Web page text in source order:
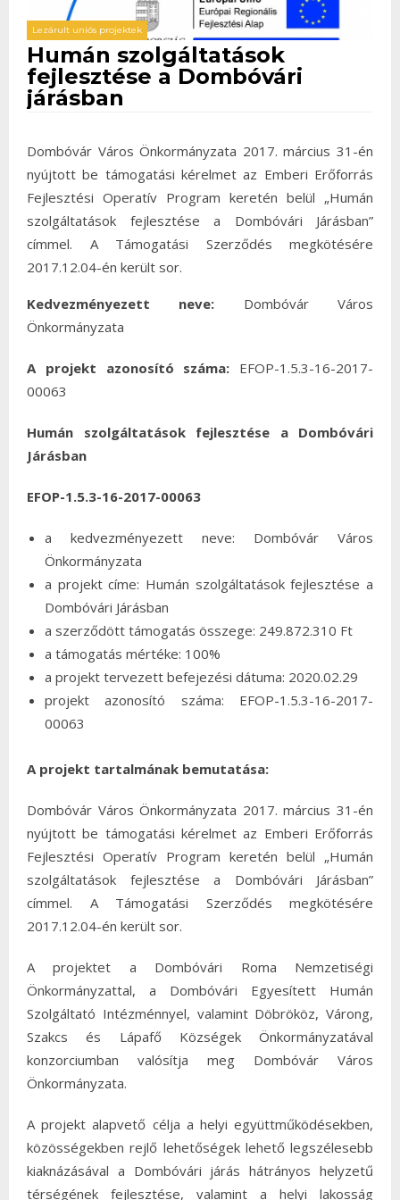
Lezárult uniós projektek
Humán szolgáltatások
fejlesztése a Dombóvári
járásban
Dombóvár Város Önkormányzata 2017. március 31-én
nyújtott be támogatási kérelmet az Emberi Erőforrás
Fejlesztési Operatív Program keretén belül „Humán
szolgáltatások fejlesztése a Dombóvári Járásban”
címmel. A Támogatási Szerződés megkötésére
2017.12.04-én került sor.
Kedvezményezett neve: Dombóvár Város
Önkormányzata
A projekt azonosító száma: EFOP-1.5.3-16-2017-
00063
Humán szolgáltatások fejlesztése a Dombóvári
Járásban
EFOP-1.5.3-16-2017-00063
a kedvezményezett neve: Dombóvár Város
Önkormányzata
a projekt címe: Humán szolgáltatások fejlesztése a
Dombóvári Járásban
a szerződött támogatás összege: 249.872.310 Ft
a támogatás mértéke: 100%
a projekt tervezett befejezési dátuma: 2020.02.29
projekt azonosító száma: EFOP-1.5.3-16-2017-
00063
A projekt tartalmának bemutatása:
Dombóvár Város Önkormányzata 2017. március 31-én
nyújtott be támogatási kérelmet az Emberi Erőforrás
Fejlesztési Operatív Program keretén belül „Humán
szolgáltatások fejlesztése a Dombóvári Járásban”
címmel. A Támogatási Szerződés megkötésére
2017.12.04-én került sor.
A projektet a Dombóvári Roma Nemzetiségi
Önkormányzattal, a Dombóvári Egyesített Humán
Szolgáltató Intézménnyel, valamint Döbrököz, Várong,
Szakcs és Lápafő Községek Önkormányzatával
konzorciumban valósítja meg Dombóvár Város
Önkormányzata.
A projekt alapvető célja a helyi együttműködésekben,
közösségekben rejlő lehetőségek lehető legszélesebb
kiaknázásával a Dombóvári járás hátrányos helyzetű
térségének fejlesztése, valamint a helyi lakosság